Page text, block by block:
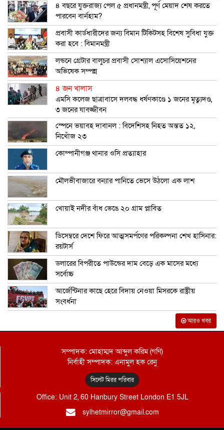
৪ বছরে যুক্তরাজ্য পেল ৫ প্রধানমন্ত্রী, পূর্ণ মেয়াদ শেষ করতে
পারবেন বার্নহাম?
প্রবাসী কার্ডধারীদের জন্য বিমান টিকিটসহ বিশেষ সুবিধা যুক্ত
করা হবে : বিমানমন্ত্রী
লন্ডনে গ্রেটার বালুচর প্রবাসী সোশ্যাল এসোসিয়েশনের
অভিষেক সম্পন্ন
৪ জন খালাস
এমসি কলেজ ছাত্রাবাসে দলবদ্ধ ধর্ষণকাণ্ডে ১ জনের মৃত্যুদণ্ড,
৩ জনের যাবজ্জীবন
স্পেনে ভয়াবহ দাবানল : বিদেশিসহ নিহত অন্তত ১২,
নিখোঁজ ২৩
কোম্পানীগঞ্জ থানার ওসি প্রত্যাহার
মৌলভীবাজারে বন্যার পানিতে ভেসে উঠলো এক লাশ
খোয়াই নদীর বাঁধ ভেঙে ২০ গ্রাম প্লাবিত
ডিসেম্বরে দেশে ফিরে আত্মসমর্পণের পরিকল্পনা শেখ হাসিনার:
রয়টার্স
ডলারের বিপরীতে পাউন্ডের দাম বেড়ে এক মাসের মধ্যে
সর্বোচ্চ
আর্জেন্টিনার কাছে হেরে বিদায় নেওয়া মিসরকে রাষ্ট্রীয়
সংবর্ধনা
আরও খবর
সম্পাদক: মোহাম্মদ আব্দুল করিম (গণি)
নির্বাহী সম্পাদক: এনামুল হক রেনু
সিলেট মিরর পরিবার
Office: Unit 2, 60 Hanbury Street London E1 5JL
sylhetmirror@gmail.com